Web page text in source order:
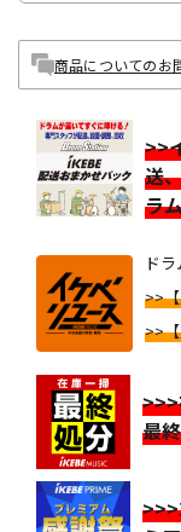
商品についてのお
>>
送
ラ
ド
>>
>>
最